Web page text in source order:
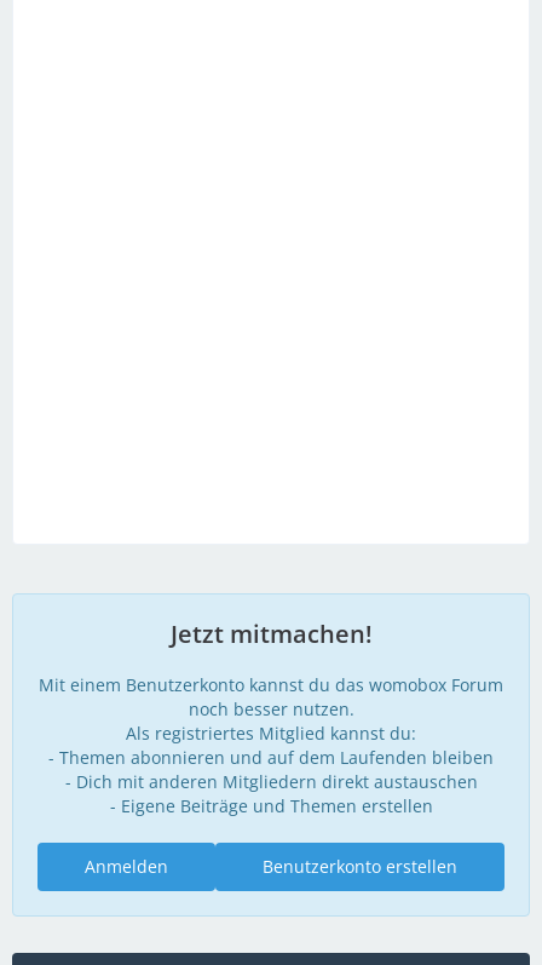
Jetzt mitmachen!
Mit einem Benutzerkonto kannst du das womobox Forum
noch besser nutzen.
Als registriertes Mitglied kannst du:
- Themen abonnieren und auf dem Laufenden bleiben
- Dich mit anderen Mitgliedern direkt austauschen
- Eigene Beiträge und Themen erstellen
Benutzerkonto erstellen
Anmelden